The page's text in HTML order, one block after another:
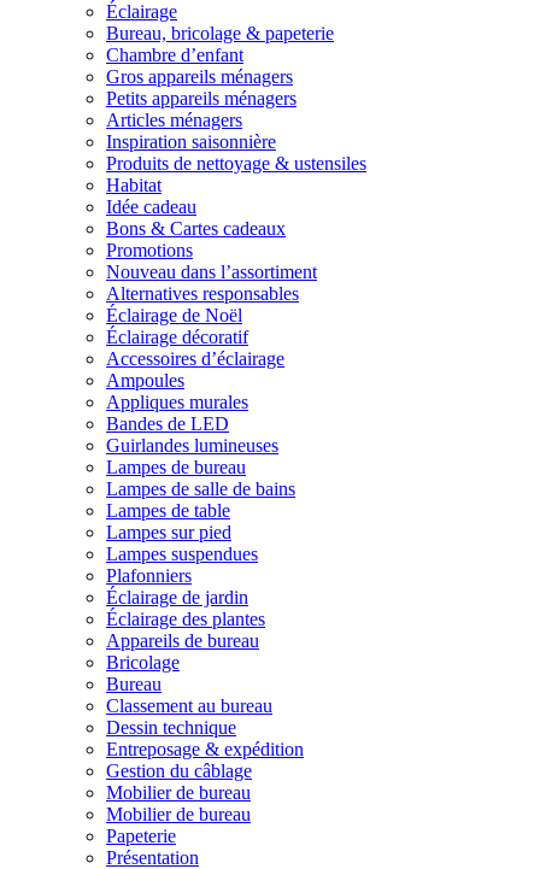
Éclairage
Bureau, bricolage & papeterie
Chambre d’enfant
Gros appareils ménagers
Petits appareils ménagers
Articles ménagers
Inspiration saisonnière
Produits de nettoyage & ustensiles
Habitat
Idée cadeau
Bons & Cartes cadeaux
Promotions
Nouveau dans l’assortiment
Alternatives responsables
Éclairage de Noël
Éclairage décoratif
Accessoires d’éclairage
Ampoules
Appliques murales
Bandes de LED
Guirlandes lumineuses
Lampes de bureau
Lampes de salle de bains
Lampes de table
Lampes sur pied
Lampes suspendues
Plafonniers
Éclairage de jardin
Éclairage des plantes
Appareils de bureau
Bricolage
Bureau
Classement au bureau
Dessin technique
Entreposage & expédition
Gestion du câblage
Mobilier de bureau
Mobilier de bureau
Papeterie
Présentation